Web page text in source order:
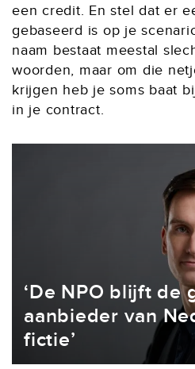
een credit. En stel dat er
gebaseerd is op je
naam bestaat meestal
woorden, maar om die
krijgen heb je soms baat
in je contract.
‘De NPO blijft de
aanbieder van
fictie’